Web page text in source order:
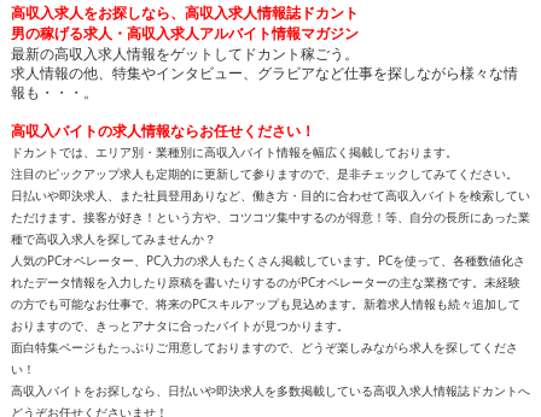
高収入求人をお探しなら、高収入求人情報誌ドカント
男の稼げる求人・高収入求人アルバイト情報マガジン
最新の高収入求人情報をゲットしてドカント稼ごう。
求人情報の他、特集やインタビュー、グラビアなど仕事を探しながら様々な情
報も・・・。
高収入バイトの求人情報ならお任せください！
ドカントでは、エリア別・業種別に高収入バイト情報を幅広く掲載しております。
注目のピックアップ求人も定期的に更新して参りますので、是非チェックしてみてください。
日払いや即決求人、また社員登用ありなど、働き方・目的に合わせて高収入バイトを検索してい
ただけます。接客が好き！という方や、コツコツ集中するのが得意！等、自分の長所にあった業
種で高収入求人を探してみませんか？
人気のPCオペレーター、PC入力の求人もたくさん掲載しています。PCを使って、各種数値化さ
れたデータ情報を入力したり原稿を書いたりするのがPCオペレーターの主な業務です。未経験
の方でも可能なお仕事で、将来のPCスキルアップも見込めます。新着求人情報も続々追加して
おりますので、きっとアナタに合ったバイトが見つかります。
面白特集ページもたっぷりご用意しておりますので、どうぞ楽しみながら求人を探してくださ
い！
高収入バイトをお探しなら、日払いや即決求人を多数掲載している高収入求人情報誌ドカントへ
どうぞお任せくださいませ！